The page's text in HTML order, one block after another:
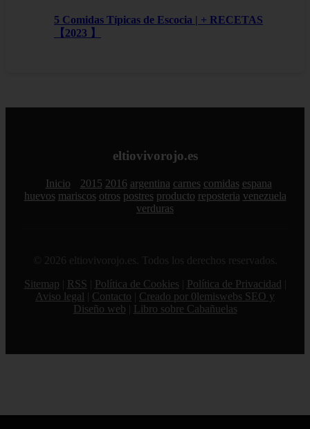
5 Comidas Típicas de Escocia | + RECETAS
【2023 】
eltiovivorojo.es
Inicio 2015 2016 argentina carnes comidas espana
huevos mariscos otros postres producto reposteria venezuela
verduras
© 2026 eltiovivorojo.es. Todos los derechos reservados.
Sitemap
RSS Política de Cookies Política de Privacidad
Aviso legal
Contacto
Creado por 0lemiswebs SEO y
Diseño web
Libro sobre Cabañuelas